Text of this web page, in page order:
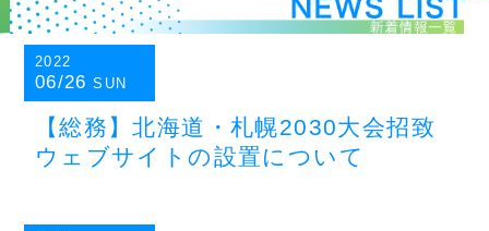
2022
06/26 SUN
【総務】北海道・札幌2030大会招致
ウェブサイトの設置について